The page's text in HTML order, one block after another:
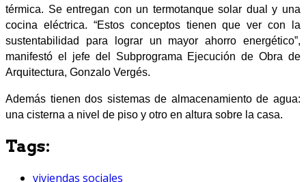
térmica. Se entregan con un termotanque solar dual y una
cocina eléctrica. “Estos conceptos tienen que ver con la
sustentabilidad para lograr un mayor ahorro energético”,
manifestó el jefe del Subprograma Ejecución de Obra de
Arquitectura, Gonzalo Vergés.
Además tienen dos sistemas de almacenamiento de agua:
una cisterna a nivel de piso y otro en altura sobre la casa.
Tags:
viviendas sociales